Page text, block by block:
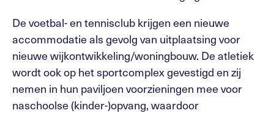
De voetbal- en tennisclub krijgen een nieuwe
accommodatie als gevolg van uitplaatsing voor
nieuwe wijkontwikkeling/woningbouw. De atletiek
wordt ook op het sportcomplex gevestigd en zij
nemen in hun paviljoen voorzieningen mee voor
naschoolse (kinder-)opvang, waardoor